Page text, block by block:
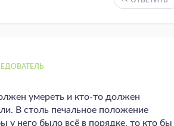
умереть и кто-то должен
В столь печальное положение
у него было всё в порядке, то кто бы